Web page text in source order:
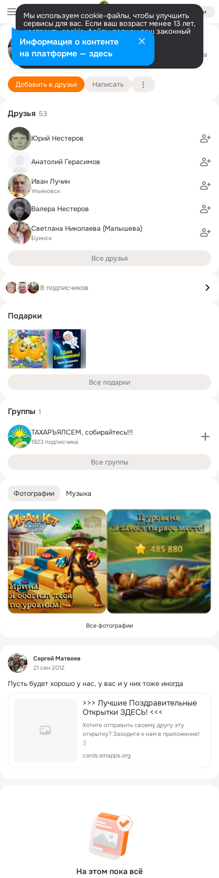
Войти
Мы используем cookie-файлы, чтобы улучшить
сервисы для вас. Если ваш возраст менее 13 лет,
настроить cookie-файлы должен ваш законный
представитель. Больше информации
Разрешить все Настроить
Сергей Матвеев
Ульяновск 28 декабря (58 лет)
13 школа
Подробнее
Добавить в друзья Написать
Фотографии Музыка
Все фотографии
Фид
Сергей Матвеев
21 сен 2012
Пусть будет хорошо у нас, у вас и у них тоже иногда
>>> Лучшие Поздравительные
Открытки ЗДЕСЬ! <<<
Хотите отправить своему другу эту
открытку? Заходите к нам в приложение!
:)
cards.smapps.org
На этом пока всё
Друзья 53
Юрий Нестеров
Анатолий Герасимов
Иван Лучин
Ульяновск
Валера Нестеров
Светлана Николаева (Малышева)
Буинск
Все друзья
8 подписчиков
Подарки
Все подарки
Группы 1
ТАХАРЪЯЛСЕМ, собирайтесь!!!
1923 подписчика
Все группы
Информация о контенте
на платформе — здесь